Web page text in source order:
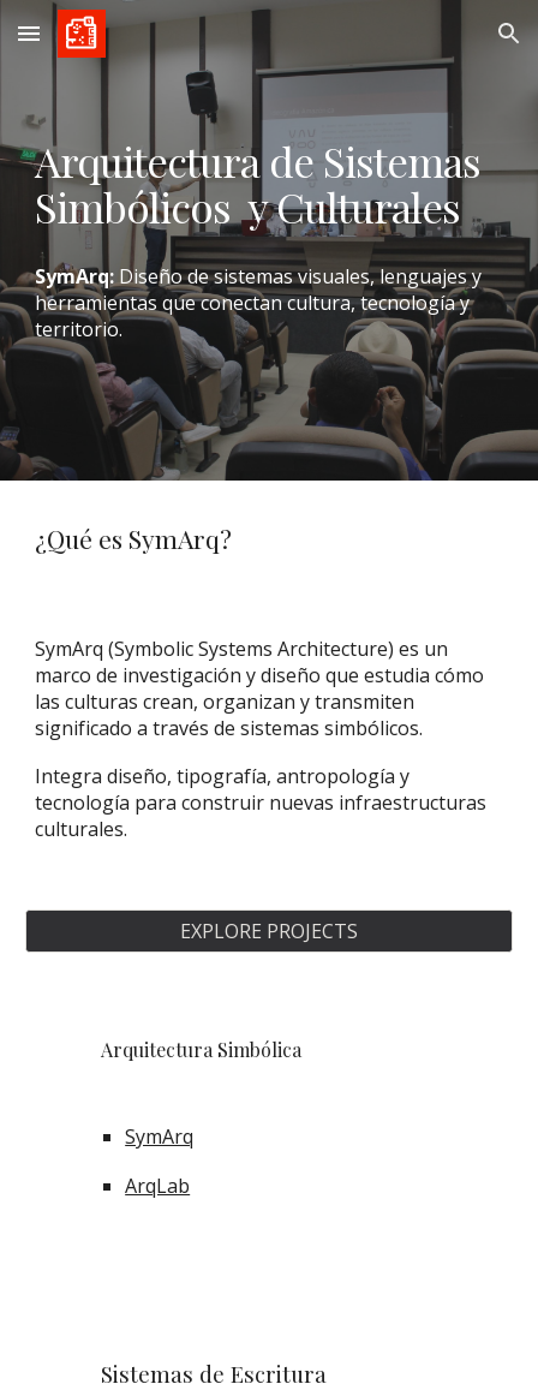
Skip to main content Skip to navigation
Arquitectura de Sistemas
Simbólicos y Culturales
SymArq: Diseño de sistemas visuales, lenguajes y
herramientas que conectan cultura, tecnología y
territorio.
¿Qué es SymArq?
SymArq (Symbolic Systems Architecture) es un
marco de investigación y diseño que estudia cómo
las culturas crean, organizan y transmiten
significado a través de sistemas simbólicos.
Integra diseño, tipografía, antropología y
tecnología para construir nuevas infraestructuras
culturales.
EXPLORE PROJECTS
Arquitectura Simbólica
SymArq
ArqLab
Sistemas de Escritura